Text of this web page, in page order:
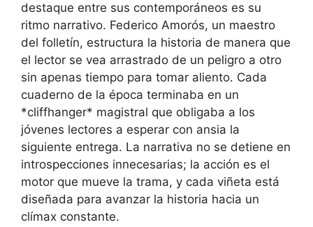
destaque entre sus contemporáneos es su
ritmo narrativo. Federico Amorós, un maestro
del folletín, estructura la historia de manera que
el lector se vea arrastrado de un peligro a otro
sin apenas tiempo para tomar aliento. Cada
cuaderno de la época terminaba en un
*cliffhanger* magistral que obligaba a los
jóvenes lectores a esperar con ansia la
siguiente entrega. La narrativa no se detiene en
introspecciones innecesarias; la acción es el
motor que mueve la trama, y cada viñeta está
diseñada para avanzar la historia hacia un
clímax constante.